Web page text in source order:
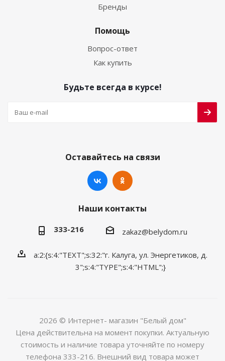
Бренды
Помощь
Вопрос-ответ
Как купить
Будьте всегда в курсе!
Оставайтесь на связи
Наши контакты
333-216 zakaz@belydom.ru
a:2:{s:4:"TEXT";s:32:"г. Калуга, ул. Энергетиков, д.
3";s:4:"TYPE";s:4:"HTML";}
2026 © Интернет- магазин "Белый дом"
Цена действительна на момент покупки. Актуальную
стоимость и наличие товара уточняйте по номеру
телефона 333-216. Внешний вид товара может